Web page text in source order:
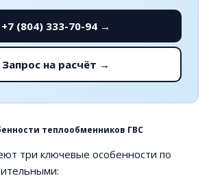
+7 (804) 333-70-94 →
Запрос на расчёт →
теплообменников ГВС
три ключевые особенности по